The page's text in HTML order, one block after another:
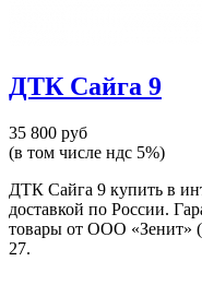
ДТК Сайга 9
35 800 руб
(в том числе ндс 5%)
ДТК Сайга 9 купить в
доставкой по России.
товары от ООО «Зенит»
27.